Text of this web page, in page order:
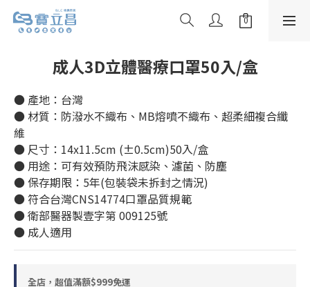
成人3D立體醫療口罩50入/盒
● 產地：台灣
● 材質：防潑水不織布、MB熔噴不織布、超柔細複合纖
維
● 尺寸：14x11.5cm (±0.5cm)50入/盒
● 用途：可有效預防飛沫感染、濾菌、防塵
● 保存期限：5年(包裝袋未拆封之情況)
● 符合台灣CNS14774口罩品質規範
● 衛部醫器製壹字第 009125號
● 成人適用
全店，超值滿額$999免運